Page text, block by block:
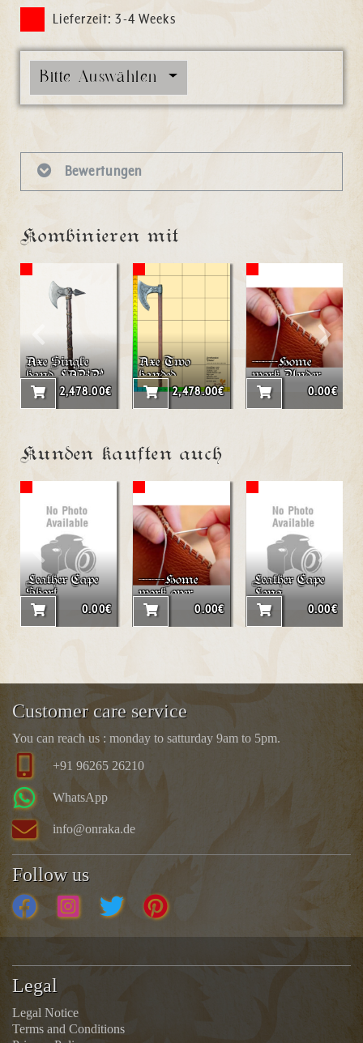
Lieferzeit: 3-4 Weeks
Bitte Auswählen
Bewertungen
Kombinieren mit
Axe Single
hand LARP
axe "Deren"
2,478.00€
Axe Two
handed
LARP axe
"Phelan"
2,478.00€
----Home
work Under
bust corset0.00€
Kunden kauften auch
Leather Cape
Short
0.00€
----Home
work over
burst 38-460.00€
Leather Cape
Long
0.00€
Customer care service
You can reach us : monday to satturday 9am to 5pm.
+91 96265 26210
WhatsApp
info@onraka.de
Follow us
Legal
Legal Notice
Terms and Conditions